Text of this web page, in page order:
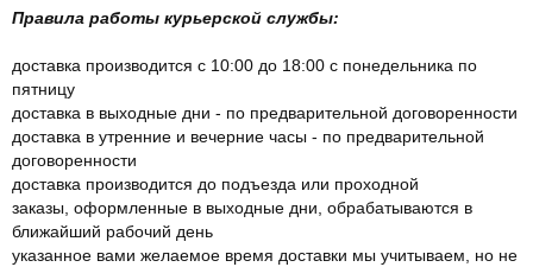
Правила работы курьерской службы:
доставка производится с 10:00 до 18:00 с понедельника по
пятницу
доставка в выходные дни - по предварительной договоренности
доставка в утренние и вечерние часы - по предварительной
договоренности
доставка производится до подъезда или проходной
заказы, оформленные в выходные дни, обрабатываются в
ближайший рабочий день
указанное вами желаемое время доставки мы учитываем, но не